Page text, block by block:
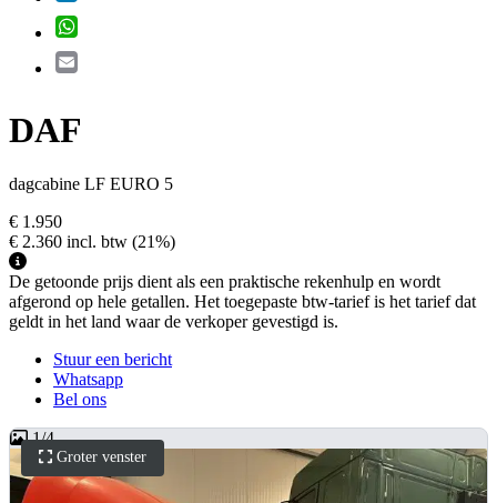
DAF
dagcabine LF EURO 5
€ 1.950
€ 2.360 incl. btw (21%)
De getoonde prijs dient als een praktische rekenhulp en wordt
afgerond op hele getallen. Het toegepaste btw-tarief is het tarief dat
geldt in het land waar de verkoper gevestigd is.
Stuur een bericht
Whatsapp
Bel ons
Groter venster
1/4